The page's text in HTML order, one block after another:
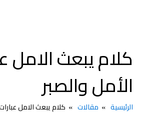
كلام يبعث الامل
الأمل والصبر
الرئيسية مقالات كلام يبعث الامل